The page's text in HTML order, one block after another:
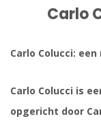
Carlo
Carlo Colucci:
Carlo Colucci is
opgericht door